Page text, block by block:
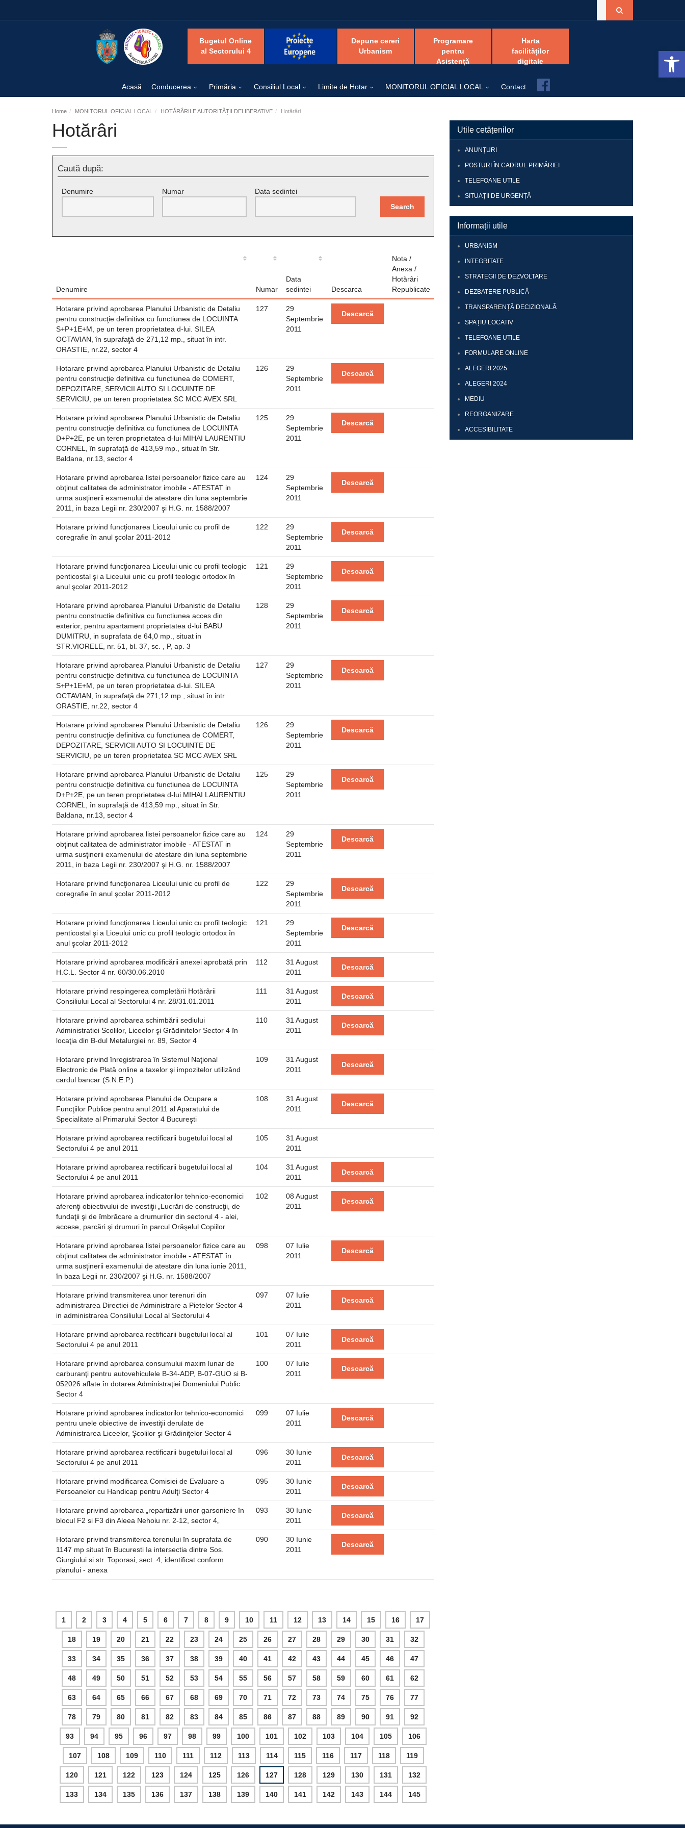
Bugetul Online
al Sectorului 4
Depune cereri
Urbanism
Programare
pentru
Asistență
Harta
facilităților
digitale
Acasă Conducerea Primăria Consiliul Local Limite de Hotar MONITORUL OFICIAL LOCAL Contact
Home MONITORUL OFICIAL LOCAL HOTĂRÂRILE AUTORITĂȚII DELIBERATIVE Hotărâri
Hotărâri
Caută după:
Denumire Numar
Data sedintei
Search
Denumire Numar
Data
sedintei
Descarca
Nota /
Anexa /
Hotărâri
Republicate
Hotarare privind aprobarea Planului Urbanistic de Detaliu
pentru construcţie definitiva cu functiunea de LOCUINTA
S+P+1E+M, pe un teren proprietatea d-lui. SILEA
OCTAVIAN, în suprafaţă de 271,12 mp., situat în intr.
ORASTIE, nr.22, sector 4
127
29
Septembrie
2011
Descarcă
Hotarare privind aprobarea Planului Urbanistic de Detaliu
pentru construcţie definitiva cu functiunea de COMERT,
DEPOZITARE, SERVICII AUTO SI LOCUINTE DE
SERVICIU, pe un teren proprietatea SC MCC AVEX SRL
126
29
Septembrie
2011
Descarcă
Hotarare privind aprobarea Planului Urbanistic de Detaliu
pentru construcţie definitiva cu functiunea de LOCUINTA
D+P+2E, pe un teren proprietatea d-lui MIHAI LAURENTIU
CORNEL, în suprafaţă de 413,59 mp., situat în Str.
Baldana, nr.13, sector 4
125
29
Septembrie
2011
Descarcă
Hotarare privind aprobarea listei persoanelor fizice care au
obţinut calitatea de administrator imobile - ATESTAT in
urma susţinerii examenului de atestare din luna septembrie
2011, in baza Legii nr. 230/2007 şi H.G. nr. 1588/2007
124
29
Septembrie
2011
Descarcă
Hotarare privind funcţionarea Liceului unic cu profil de
coregrafie în anul şcolar 2011-2012
122
29
Septembrie
2011
Descarcă
Hotarare privind funcţionarea Liceului unic cu profil teologic
penticostal şi a Liceului unic cu profil teologic ortodox în
anul şcolar 2011-2012
121
29
Septembrie
2011
Descarcă
Hotarare privind aprobarea Planului Urbanistic de Detaliu
pentru constructie definitiva cu functiunea acces din
exterior, pentru apartament proprietatea d-lui BABU
DUMITRU, in suprafata de 64,0 mp., situat in
STR.VIORELE, nr. 51, bl. 37, sc. , P, ap. 3
128
29
Septembrie
2011
Descarcă
Hotarare privind aprobarea Planului Urbanistic de Detaliu
pentru construcţie definitiva cu functiunea de LOCUINTA
S+P+1E+M, pe un teren proprietatea d-lui. SILEA
OCTAVIAN, în suprafaţă de 271,12 mp., situat în intr.
ORASTIE, nr.22, sector 4
127
29
Septembrie
2011
Descarcă
Hotarare privind aprobarea Planului Urbanistic de Detaliu
pentru construcţie definitiva cu functiunea de COMERT,
DEPOZITARE, SERVICII AUTO SI LOCUINTE DE
SERVICIU, pe un teren proprietatea SC MCC AVEX SRL
126
29
Septembrie
2011
Descarcă
Hotarare privind aprobarea Planului Urbanistic de Detaliu
pentru construcţie definitiva cu functiunea de LOCUINTA
D+P+2E, pe un teren proprietatea d-lui MIHAI LAURENTIU
CORNEL, în suprafaţă de 413,59 mp., situat în Str.
Baldana, nr.13, sector 4
125
29
Septembrie
2011
Descarcă
Hotarare privind aprobarea listei persoanelor fizice care au
obţinut calitatea de administrator imobile - ATESTAT in
urma susţinerii examenului de atestare din luna septembrie
2011, in baza Legii nr. 230/2007 şi H.G. nr. 1588/2007
124
29
Septembrie
2011
Descarcă
Hotarare privind funcţionarea Liceului unic cu profil de
coregrafie în anul şcolar 2011-2012
122
29
Septembrie
2011
Descarcă
Hotarare privind funcţionarea Liceului unic cu profil teologic
penticostal şi a Liceului unic cu profil teologic ortodox în
anul şcolar 2011-2012
121
29
Septembrie
2011
Descarcă
Hotarare privind aprobarea modificării anexei aprobată prin
H.C.L. Sector 4 nr. 60/30.06.2010
112
31 August
2011
Descarcă
Hotarare privind respingerea completării Hotărârii
Consiliului Local al Sectorului 4 nr. 28/31.01.2011
111
31 August
2011
Descarcă
Hotarare privind aprobarea schimbării sediului
Administratiei Scolilor, Liceelor şi Grădinitelor Sector 4 în
locaţia din B-dul Metalurgiei nr. 89, Sector 4
110
31 August
2011
Descarcă
Hotarare privind înregistrarea în Sistemul Naţional
Electronic de Plată online a taxelor şi impozitelor utilizând
cardul bancar (S.N.E.P.)
109
31 August
2011
Descarcă
Hotarare privind aprobarea Planului de Ocupare a
Funcţiilor Publice pentru anul 2011 al Aparatului de
Specialitate al Primarului Sector 4 Bucureşti
108
31 August
2011
Descarcă
Hotarare privind aprobarea rectificarii bugetului local al
Sectorului 4 pe anul 2011
105
31 August
2011
Hotarare privind aprobarea rectificarii bugetului local al
Sectorului 4 pe anul 2011
104
31 August
2011
Descarcă
Hotarare privind aprobarea indicatorilor tehnico-economici
aferenţi obiectivului de investiţii „Lucrări de construcţii, de
fundaţii şi de îmbrăcare a drumurilor din sectorul 4 - alei,
accese, parcări şi drumuri în parcul Orăşelul Copiilor
102
08 August
2011
Descarcă
Hotarare privind aprobarea listei persoanelor fizice care au
obţinut calitatea de administrator imobile - ATESTAT în
urma susţinerii examenului de atestare din luna iunie 2011,
în baza Legii nr. 230/2007 şi H.G. nr. 1588/2007
098
07 Iulie
2011
Descarcă
Hotarare privind transmiterea unor terenuri din
administrarea Directiei de Administrare a Pietelor Sector 4
in administrarea Consiliului Local al Sectorului 4
097
07 Iulie
2011
Descarcă
Hotarare privind aprobarea rectificarii bugetului local al
Sectorului 4 pe anul 2011
101
07 Iulie
2011
Descarcă
Hotarare privind aprobarea consumului maxim lunar de
carburanţi pentru autovehiculele B-34-ADP, B-07-GUO si B-
052026 aflate în dotarea Administraţiei Domeniului Public
Sector 4
100
07 Iulie
2011
Descarcă
Hotarare privind aprobarea indicatorilor tehnico-economici
pentru unele obiective de investiţii derulate de
Administrarea Liceelor, Şcolilor şi Grădiniţelor Sector 4
099
07 Iulie
2011
Descarcă
Hotarare privind aprobarea rectificarii bugetului local al
Sectorului 4 pe anul 2011
096
30 Iunie
2011
Descarcă
Hotarare privind modificarea Comisiei de Evaluare a
Persoanelor cu Handicap pentru Adulţi Sector 4
095
30 Iunie
2011
Descarcă
Hotarare privind aprobarea „repartizării unor garsoniere în
blocul F2 si F3 din Aleea Nehoiu nr. 2-12, sector 4„
093
30 Iunie
2011
Descarcă
Hotarare privind transmiterea terenului în suprafata de
1147 mp situat în Bucuresti Ia intersectia dintre Sos.
Giurgiului si str. Toporasi, sect. 4, identificat conform
planului - anexa
090
30 Iunie
2011
Descarcă
1 2 3 4 5 6 7 8 9 10 11 12 13 14 15 16 17
18 19 20 21 22 23 24 25 26 27 28 29 30 31 32
33 34 35 36 37 38 39 40 41 42 43 44 45 46 47
48 49 50 51 52 53 54 55 56 57 58 59 60 61 62
63 64 65 66 67 68 69 70 71 72 73 74 75 76 77
78 79 80 81 82 83 84 85 86 87 88 89 90 91 92
93 94 95 96 97 98 99 100 101 102 103 104 105 106
107 108 109 110 111 112 113 114 115 116 117 118 119
120 121 122 123 124 125 126 127 128 129 130 131 132
133 134 135 136 137 138 139 140 141 142 143 144 145
Utile cetățenilor
ANUNȚURI
POSTURI ÎN CADRUL PRIMĂRIEI
TELEFOANE UTILE
SITUAȚII DE URGENȚĂ
Informații utile
URBANISM
INTEGRITATE
STRATEGII DE DEZVOLTARE
DEZBATERE PUBLICĂ
TRANSPARENȚĂ DECIZIONALĂ
SPAȚIU LOCATIV
TELEFOANE UTILE
FORMULARE ONLINE
ALEGERI 2025
ALEGERI 2024
MEDIU
REORGANIZARE
ACCESIBILITATE